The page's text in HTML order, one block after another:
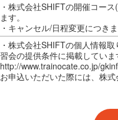
・株式会社SHIFTの開催コー
ます。
・キャンセル/日程変更につき
・株式会社SHIFTの個人情報
習会の提供条件に掲載していま
http://www.trainocate.co.jp/
お申込いただいた際には、株